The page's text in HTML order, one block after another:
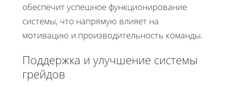
обеспечит успешное функционирование
системы, что напрямую влияет на
мотивацию и производительность команды.
Поддержка и улучшение системы
грейдов